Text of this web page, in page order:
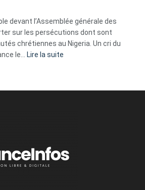
ses
tripes »
devant l’Assemblée générale des
sur les persécutions dont sont
chrétiennes au Nigeria. Un cri du
le… Lire la suite
Nigeria,